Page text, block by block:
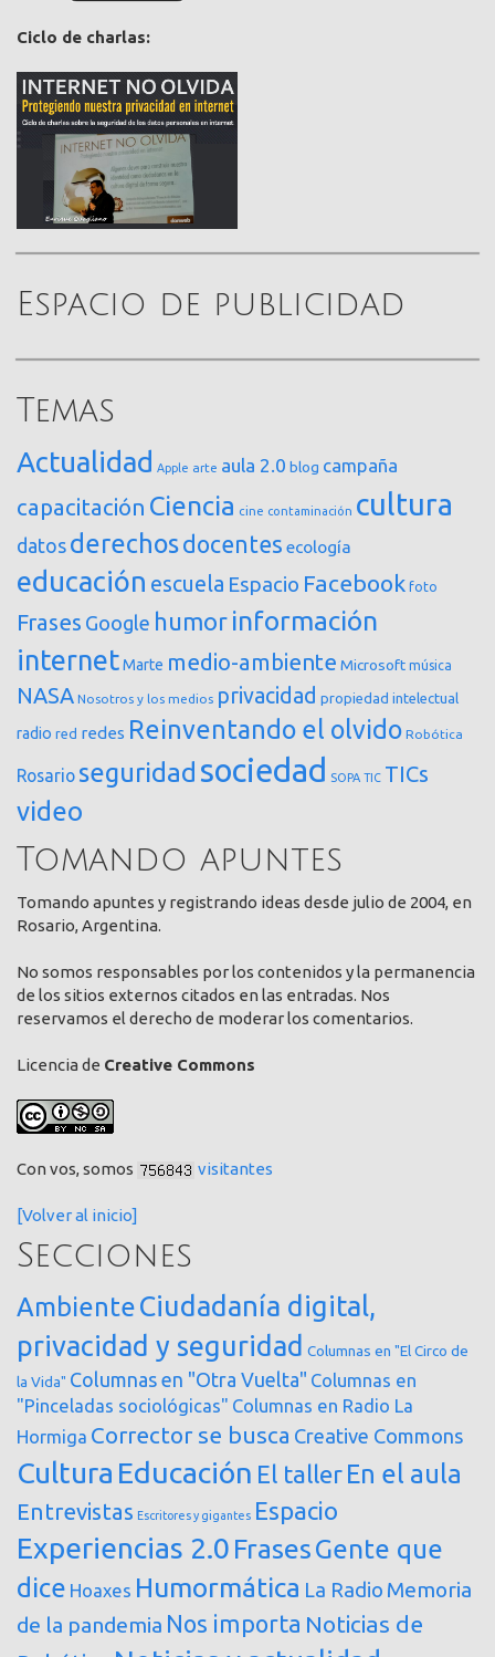
Ciclo de charlas:
Espacio de publicidad
Temas
Actualidad Apple arte aula 2.0 blog campaña
capacitación Ciencia cine contaminación cultura
datos derechosdocentes ecología
educación escuela Espacio Facebook foto
Frases Google humor información
internetMarte medio-ambiente Microsoft música
NASA Nosotros y los medios privacidad propiedad intelectual
radio red redes Reinventando el olvido Robótica
Rosario seguridad sociedad SOPA TIC TICs
video
Tomando apuntes
Tomando apuntes y registrando ideas desde julio de 2004, en
Rosario, Argentina.
No somos responsables por los contenidos y la permanencia
de los sitios externos citados en las entradas. Nos
reservamos el derecho de moderar los comentarios.
Licencia de Creative Commons
Con vos, somos visitantes
[Volver al inicio]
Secciones
AmbienteCiudadanía digital,
privacidad y seguridad Columnas en "El Circo de
la Vida" Columnas en "Otra Vuelta" Columnas en
"Pinceladas sociológicas" Columnas en Radio La
Hormiga Corrector se busca Creative Commons
Cultura Educación El taller En el aula
Entrevistas Escritores y gigantes Espacio
Experiencias 2.0 FrasesGente que
dice Hoaxes Humormática La Radio Memoria
de la pandemia Nos importa Noticias de